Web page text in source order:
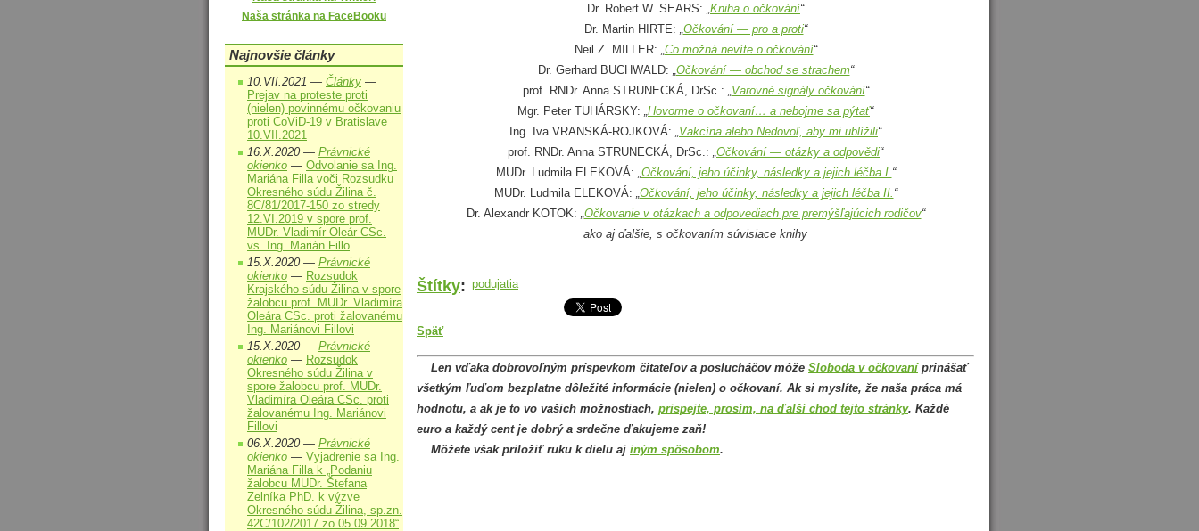
Dr. Robert W. SEARS: Kniha o očkování“
Dr. Martin HIRTE: Očkování — pro a proti“
Neil Z. MILLER: Co možná nevíte o očkování“
Dr. Gerhard BUCHWALD: Očkování — obchod se strachem“
prof. RNDr. Anna STRUNECKÁ, DrSc.:
Varovné signály očkování“
Mgr. Peter TUHÁRSKY: Hovorme o očkovaní… a nebojme sa pýtať“
Ing. Iva VRANSKÁ-ROJKOVÁ:
Vakcína alebo Nedovoľ, aby mi ublížili“
prof. RNDr. Anna STRUNECKÁ, DrSc.: Očkování — otázky a odpovědi“
MUDr. Ludmila ELEKOVÁ: Očkování, jeho účinky, následky a jejich léčba I. “
MUDr. Ludmila ELEKOVÁ: Očkování, jeho účinky, následky a jejich léčba II. “
Dr. Alexandr KOTOK: Očkovanie v otázkach a odpovediach pre premýšľajúcich rodičov“
ako aj ďalšie, s očkovaním súvisiace knihy
Štítky: podujatia
Späť
Len vďaka dobrovoľným príspevkom čitateľov a poslucháčov môže Sloboda v očkovaníprinášať
všetkým ľuďom bezplatne dôležité informácie (nielen) o očkovaní. Ak si myslíte, že naša práca má
hodnotu, a ak je to vo vašich možnostiach, prispejte, prosím, na ďalší chod tejto stránky. Každé
euro a každý cent je dobrý a srdečne ďakujeme zaň!
Môžete však priložiť ruku k dielu aj iným spôsobom.
Naša stránka na FaceBooku
Najnovšie články
10.VII.2021 — Články —
Prejav na proteste proti
(nielen) povinnému očkovaniu
proti CoViD-19 v Bratislave
10.VII.2021
16.X.2020 — Právnické
okienko — Odvolanie sa Ing.
Mariána Filla voči Rozsudku
Okresného súdu Žilina č.
8C/81/2017-150 zo stredy
12.VI.2019 v spore prof.
MUDr. Vladimír Oleár CSc.
vs. Ing. Marián Fillo
15.X.2020 — Právnické
okienko — Rozsudok
Krajského súdu Žilina v spore
žalobcu prof. MUDr. Vladimíra
Oleára CSc. proti žalovanému
Ing. Mariánovi Fillovi
15.X.2020 — Právnické
okienko — Rozsudok
Okresného súdu Žilina v
spore žalobcu prof. MUDr.
Vladimíra Oleára CSc. proti
žalovanému Ing. Mariánovi
Fillovi
06.X.2020 — Právnické
okienko — Vyjadrenie sa Ing.
Mariána Filla k „Podaniu
žalobcu MUDr. Štefana
Zelníka PhD. k výzve
Okresného súdu Žilina, sp.zn.
42C/102/2017 zo 05.09.2018“